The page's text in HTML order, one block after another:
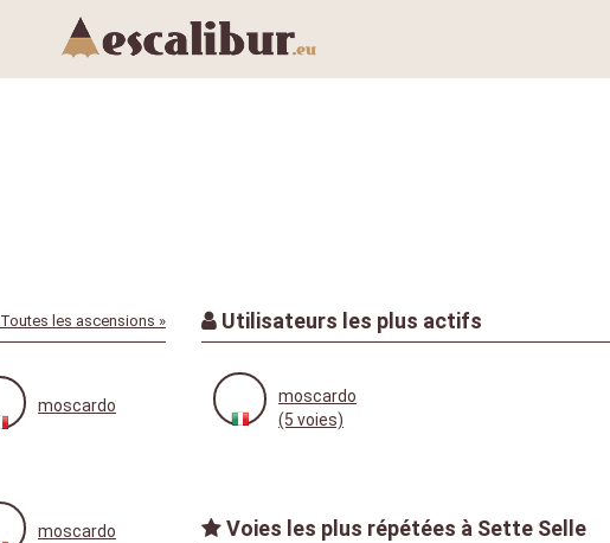
Toutes les ascensions »
moscardo
moscardo
Utilisateurs les plus actifs
moscardo
(5 voies)
Voies les plus répétées à Sette Selle